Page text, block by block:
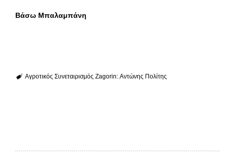
Βάσω Μπαλαμπάνη
Αγροτικός Συνεταιρισμός Zagorin: Αντώνης Πολίτης